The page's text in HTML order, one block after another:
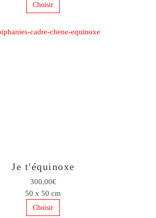
Choisir
Je t'équinoxe
300,00€
50 x 50 cm
Choisir